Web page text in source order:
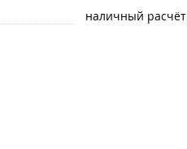
наличный расчёт